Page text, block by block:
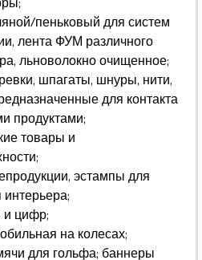
пеньковый для систем
лента ФУМ различного
льноволокно очищенное;
шпагаты, шнуры, нити,
для контакта
продуктами;
товары и
эстампы для
и цифр;
на колесах;
для гольфа; баннеры